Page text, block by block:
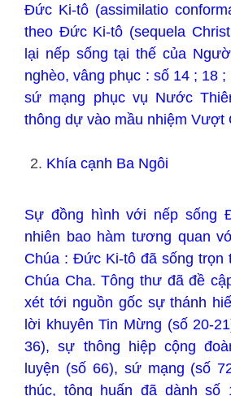
Đức Ki-tô (assimilatio
theo Đức Ki-tô (sequela
lại nếp sống tại thế của
nghèo, vâng phục : số 14 ; 18
sứ mạng phục vụ Nước
thông dự vào mầu nhiệm Vượt
Khía cạnh Ba Ngôi
Sự đồng hình với nếp sống
nhiên bao hàm tương quan
Chúa : Đức Ki-tô đã sống trọn
Chúa Cha. Tông thư đã đề
xét tới nguồn gốc sự thánh
lời khuyên Tin Mừng (số 20-
36), sự thông hiệp cộng
luyện (số 66), sứ mạng (số
thúc, tông huấn đã dành số